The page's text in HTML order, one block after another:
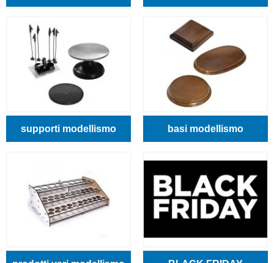
supporti modellismo basi modellismo